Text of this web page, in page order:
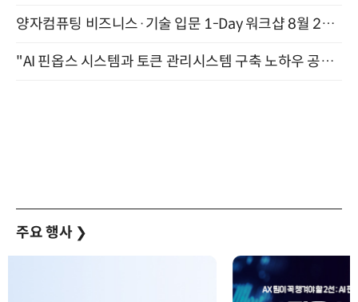
양자컴퓨팅 비즈니스·기술 입문 1-Day 워크샵 8월 28일 개최
"AI 핀옵스 시스템과 토큰 관리시스템 구축 노하우 공개" 잠실 한국광고문화회관 2층 대회의실 (8/21)
주요 행사 ❯